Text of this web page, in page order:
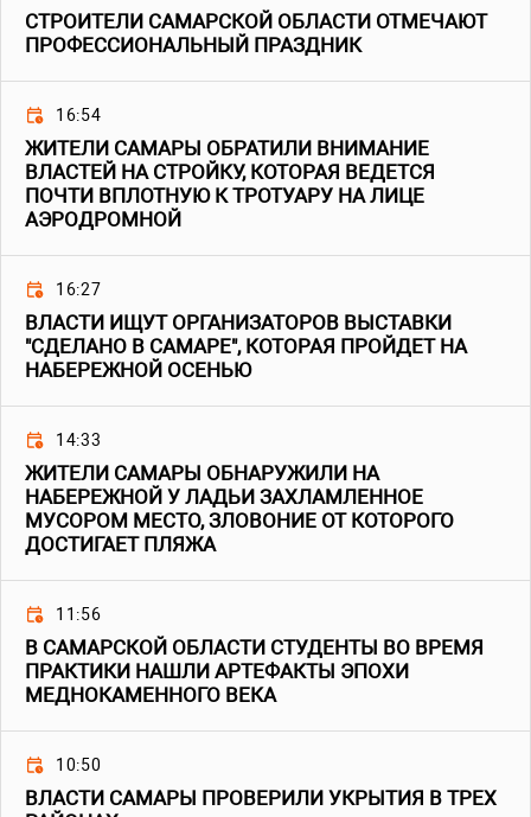
СТРОИТЕЛИ САМАРСКОЙ ОБЛАСТИ ОТМЕЧАЮТ
ПРОФЕССИОНАЛЬНЫЙ ПРАЗДНИК
16:54
ЖИТЕЛИ САМАРЫ ОБРАТИЛИ ВНИМАНИЕ
ВЛАСТЕЙ НА СТРОЙКУ, КОТОРАЯ ВЕДЕТСЯ
ПОЧТИ ВПЛОТНУЮ К ТРОТУАРУ НА ЛИЦЕ
АЭРОДРОМНОЙ
16:27
ВЛАСТИ ИЩУТ ОРГАНИЗАТОРОВ ВЫСТАВКИ
"СДЕЛАНО В САМАРЕ", КОТОРАЯ ПРОЙДЕТ НА
НАБЕРЕЖНОЙ ОСЕНЬЮ
14:33
ЖИТЕЛИ САМАРЫ ОБНАРУЖИЛИ НА
НАБЕРЕЖНОЙ У ЛАДЬИ ЗАХЛАМЛЕННОЕ
МУСОРОМ МЕСТО, ЗЛОВОНИЕ ОТ КОТОРОГО
ДОСТИГАЕТ ПЛЯЖА
11:56
В САМАРСКОЙ ОБЛАСТИ СТУДЕНТЫ ВО ВРЕМЯ
ПРАКТИКИ НАШЛИ АРТЕФАКТЫ ЭПОХИ
МЕДНОКАМЕННОГО ВЕКА
10:50
ВЛАСТИ САМАРЫ ПРОВЕРИЛИ УКРЫТИЯ В ТРЕХ